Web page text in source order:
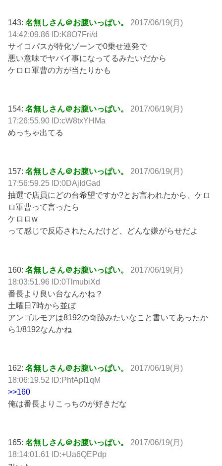
143:名無しさん＠お腹いっぱい。
2017/06/19(月)
14:42:09.86 ID:K8O7Fri/d
サイコパスが特化ゾーンで0乗せ連発で
悪い意味でヤバイ事になってるみたいだから
ケロロ軍曹の方が当たりかも
154:名無しさん＠お腹いっぱい。
2017/06/19(月)
17:26:55.90 ID:cW8txYHMa
めっちゃ出てる
157:名無しさん＠お腹いっぱい。
2017/06/19(月)
17:56:59.25 ID:0DAjIdGad
抽選で店員にどの台希望ですか?とお言われたから、ケロ
ロ軍曹って言ったら
ケロロw
って感じで反応されたんだけど、どんな嫌がらせだよ
160:名無しさん＠お腹いっぱい。
2017/06/19(月)
18:03:51.96 ID:0TlmubiXd
番長より良い台なんかね？
土曜日7時から並ぼ
アンゴルモアは8192の奇跡みたいなこと書いてあったか
ら1/8192なんかね
162:名無しさん＠お腹いっぱい。
2017/06/19(月)
18:06:19.52 ID:PhfApI1qM
>>160
俺は番長よりこっちのが好きだな
165:名無しさん＠お腹いっぱい。
2017/06/19(月)
18:14:01.61 ID:+Ua6QEPdp